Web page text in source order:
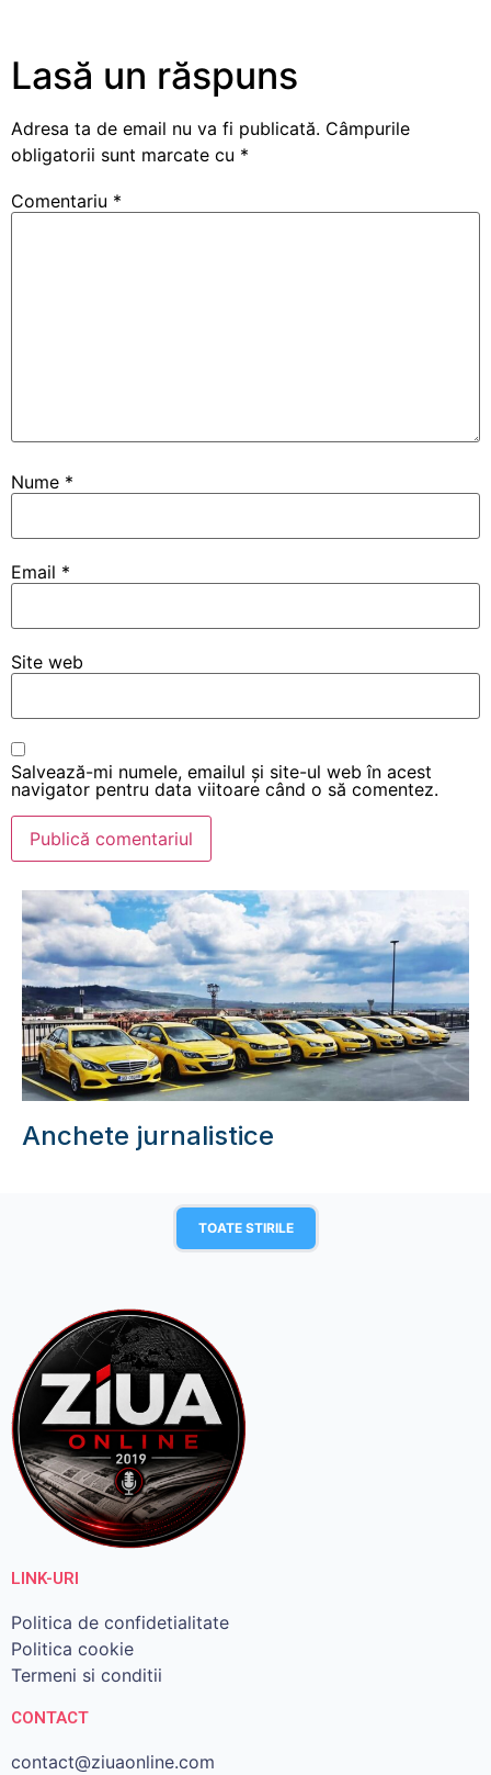
Lasă un răspuns
Adresa ta de email nu va fi publicată. Câmpurile
obligatorii sunt marcate cu *
Comentariu *
Nume *
Email *
Site web
Salvează-mi numele, emailul și site-ul web în acest
navigator pentru data viitoare când o să comentez.
Anchete jurnalistice
TOATE STIRILE
LINK-URI
Politica de confidetialitate
Politica cookie
Termeni si conditii
CONTACT
contact@ziuaonline.com